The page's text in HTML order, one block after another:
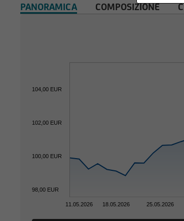
PANORAMICA COMPOSIZIONE
18.05.2026
11.05.2026 25.05.2026
100,00 EUR
98,00 EUR
102,00 EUR
104,00 EUR